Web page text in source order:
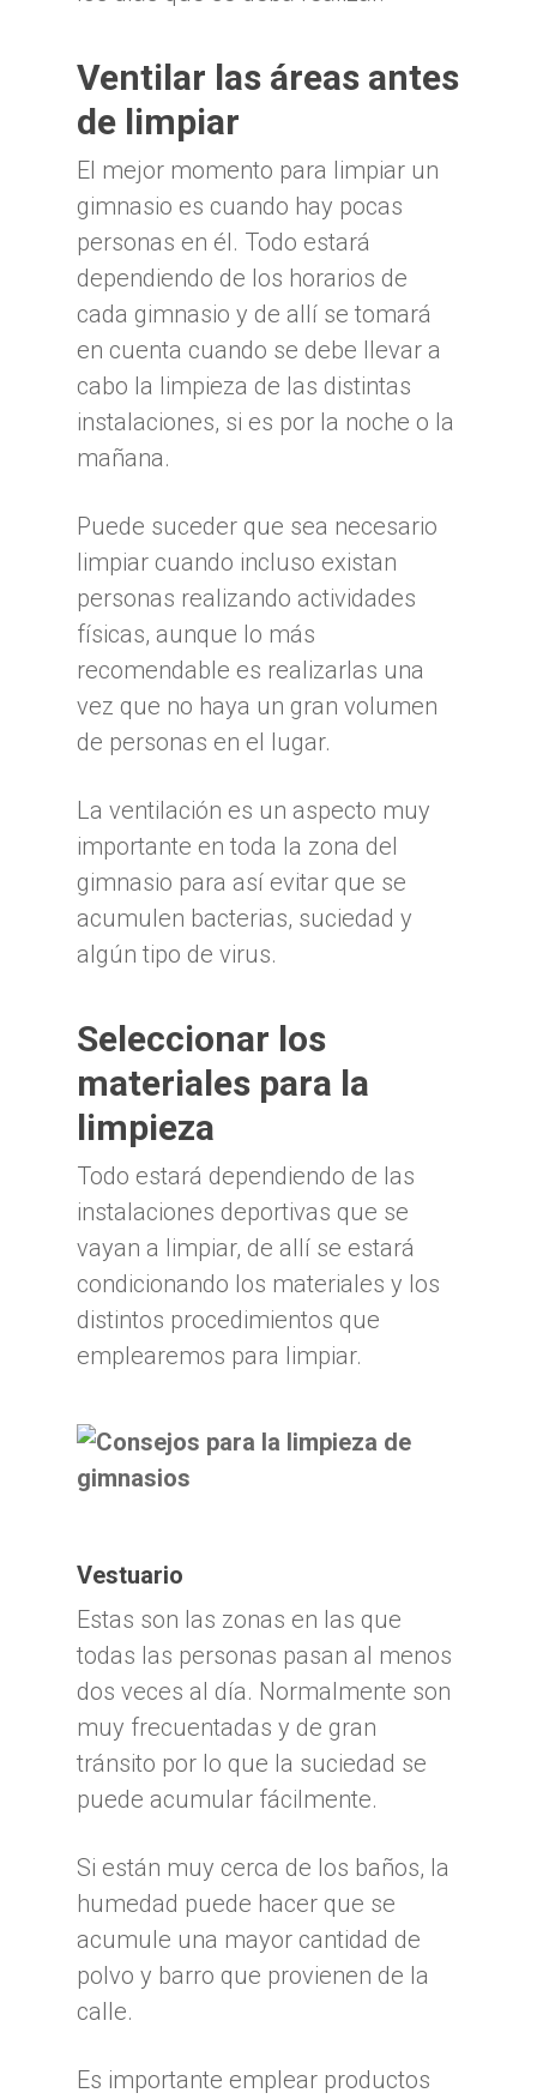
Ventilar las áreas antes
de limpiar
El mejor momento para limpiar un
gimnasio es cuando hay pocas
personas en él. Todo estará
dependiendo de los horarios de
cada gimnasio y de allí se tomará
en cuenta cuando se debe llevar a
cabo la limpieza de las distintas
instalaciones, si es por la noche o la
mañana.
Puede suceder que sea necesario
limpiar cuando incluso existan
personas realizando actividades
físicas, aunque lo más
recomendable es realizarlas una
vez que no haya un gran volumen
de personas en el lugar.
La ventilación es un aspecto muy
importante en toda la zona del
gimnasio para así evitar que se
acumulen bacterias, suciedad y
algún tipo de virus.
Seleccionar los
materiales para la
limpieza
Todo estará dependiendo de las
instalaciones deportivas que se
vayan a limpiar, de allí se estará
condicionando los materiales y los
distintos procedimientos que
emplearemos para limpiar.
Vestuario
Estas son las zonas en las que
todas las personas pasan al menos
dos veces al día. Normalmente son
muy frecuentadas y de gran
tránsito por lo que la suciedad se
puede acumular fácilmente.
Si están muy cerca de los baños, la
humedad puede hacer que se
acumule una mayor cantidad de
polvo y barro que provienen de la
calle.
Es importante emplear productos